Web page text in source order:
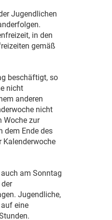
Jugendlichen
in den
gemäß
beschäftigt, so
nicht
anderen
nicht
Woche zur
dem Ende des
Kalenderwoche
am Sonntag
Jugendliche,
eine